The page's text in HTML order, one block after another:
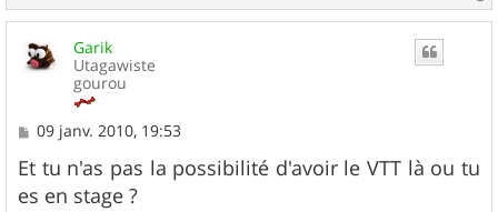
a
u
Garik
Utagawiste
gourou
M
s
s
a
09 janv. 2010, 19:53
Et tu n'as pas la possibilité d'avoir le VTT là ou tu
es en stage ?